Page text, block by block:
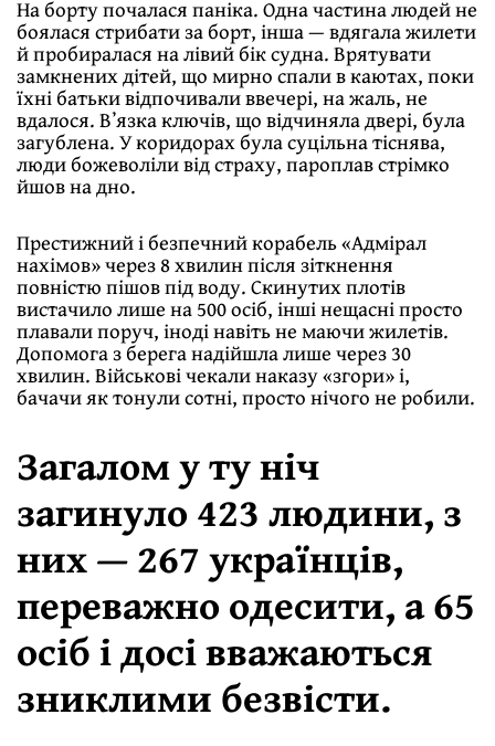
На борту почалася паніка. Одна частина людей не
боялася стрибати за борт, інша — вдягала жилети
й пробиралася на лівий бік судна. Врятувати
замкнених дітей, що мирно спали в каютах, поки
їхні батьки відпочивали ввечері, на жаль, не
вдалося. Вʼязка ключів, що відчиняла двері, була
загублена. У коридорах була суцільна тіснява,
люди божеволіли від страху, пароплав стрімко
йшов на дно.
Престижний і безпечний корабель «Адмірал
нахімов» через 8 хвилин після зіткнення
повністю пішов під воду. Скинутих плотів
вистачило лише на 500 осіб, інші нещасні просто
плавали поруч, іноді навіть не маючи жилетів.
Допомога з берега надійшла лише через 30
хвилин. Військові чекали наказу «згори» і,
бачачи як тонули сотні, просто нічого не робили.
Загалом у ту ніч
загинуло 423 людини, з
них — 267 українців,
переважно одесити, а 65
осіб і досі вважаються
зниклими безвісти.